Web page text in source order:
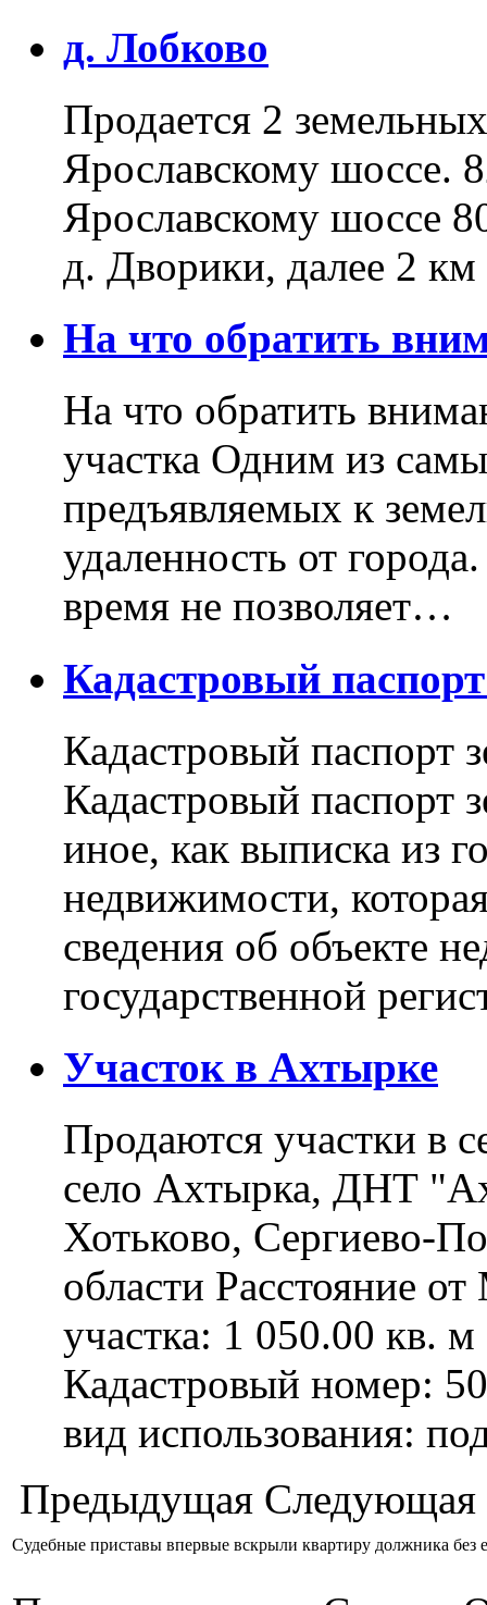
д. Лобково
Продается 2
Ярославскому
Ярославскому шоссе
д. Дворики, далее 2
На что обратить
На что обратить
участка Одним из
предъявляемых к
удаленность от
время не позволяет…
Кадастровый
Кадастровый паспорт
Кадастровый паспорт
иное, как выписка из
недвижимости,
сведения об объекте
государственной
Участок в Ахтырке
Продаются участки в
село Ахтырка, ДНТ
Хотьково, Сергиево-
области Расстояние
участка: 1 050.00 кв.
Кадастровый номер:
вид использования:
Предыдущая Следующая
Судебные приставы впервые вскрыли квартиру должника без